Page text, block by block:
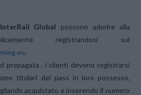
InterRail Global possono aderire alla
registrandosi sul
.
prepagata , i clienti devono registrarsi
titolari del pass in loro possesso,
acquistato e inserendo il numero